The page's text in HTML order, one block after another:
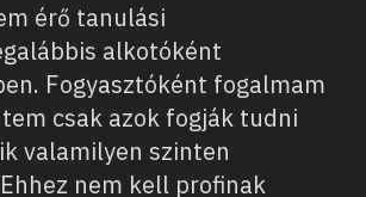
érő tanulási
alkotóként
Fogyasztóként fogalmam
csak azok fogják tudni
valamilyen szinten
nem kell profinak